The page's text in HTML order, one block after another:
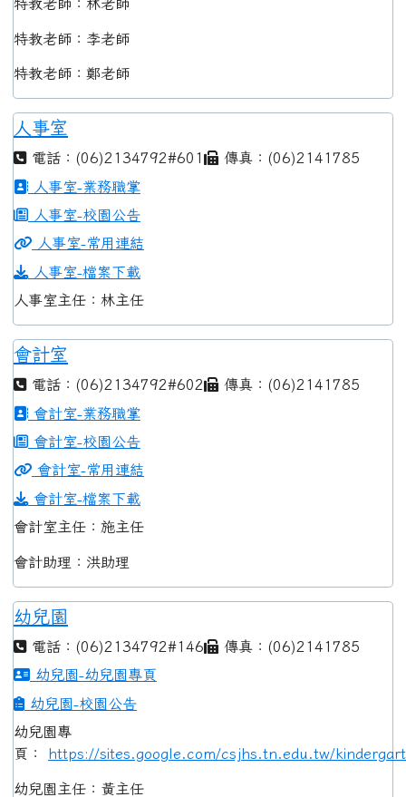
特教老師：林老師
特教老師：李老師
特教老師：鄭老師
人事室
電話：(06)2134792#601
傳真：(06)2141785
人事室-業務職掌
人事室-校園公告
人事室-常用連結
人事室-檔案下載
人事室主任：林主任
會計室
電話：(06)2134792#602
傳真：(06)2141785
會計室-業務職掌
會計室-校園公告
會計室-常用連結
會計室-檔案下載
會計室主任：施主任
會計助理：洪助理
幼兒園
電話：(06)2134792#146
傳真：(06)2141785
幼兒園-幼兒園專頁
幼兒園-校園公告
幼兒園專
頁：
https://sites.google.com/csjhs.tn.edu.tw/
幼兒園主任：黃主任